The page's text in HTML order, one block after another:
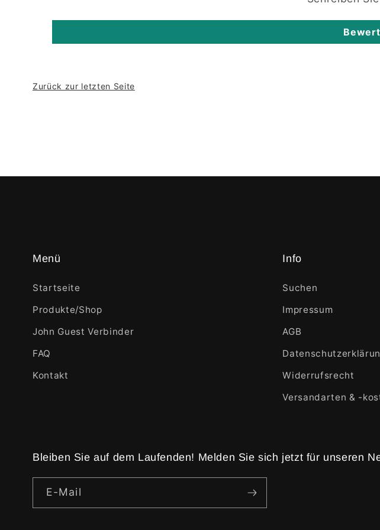
Zurück zur letzten Seite
Menü
Startseite
Produkte/Shop
John Guest Verbinder
FAQ
Kontakt
Info
Suchen
Impressum
AGB
Widerrufsrecht
Versandarten & -
Bleiben Sie auf dem Laufenden! Melden Sie sich jetzt für unseren
E-Mail